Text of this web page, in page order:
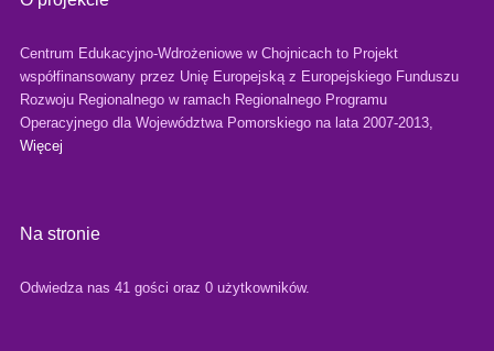
Centrum Edukacyjno-Wdrożeniowe w Chojnicach to Projekt
współfinansowany przez Unię Europejską z Europejskiego Funduszu
Rozwoju Regionalnego w ramach Regionalnego Programu
Operacyjnego dla Województwa Pomorskiego na lata 2007-2013,
Więcej
Na stronie
Odwiedza nas 41 gości oraz 0 użytkowników.